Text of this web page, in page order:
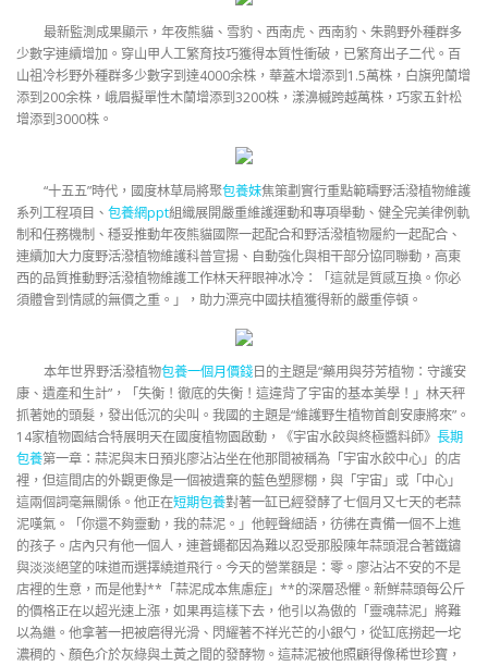
最新監測成果顯示，年夜熊貓、雪豹、西南虎、西南豹、朱鹮野外種群多
少數字連續增加。穿山甲人工繁育技巧獲得本質性衝破，已繁育出子二代。百
山祖冷杉野外種群多少數字到達4000余株，華蓋木增添到1.5萬株，白旗兜蘭增
添到200余株，峨眉擬單性木蘭增添到3200株，漾濞槭跨越萬株，巧家五針松
增添到3000株。
“十五五”時代，國度林草局將聚包養妹焦策劃實行重點範疇野活潑植物維護
系列工程項目、 包養網ppt組織展開嚴重維護運動和專項舉動、健全完美律例軌
制和任務機制、穩妥推動年夜熊貓國際一起配合和野活潑植物履約一起配合、
連續加大力度野活潑植物維護科普宣揚、自動強化與相干部分協同聯動，高東
西的品質推動野活潑植物維護工作林天秤眼神冰冷：「這就是質感互換。你必
須體會到情感的無價之重。」，助力漂亮中國扶植獲得新的嚴重停頓。
本年世界野活潑植物包養一個月價錢日的主題是“藥用與芬芳植物：守護安
康、遺產和生計”，「失衡！徹底的失衡！這違背了宇宙的基本美學！」林天秤
抓著她的頭髮，發出低沉的尖叫。我國的主題是“維護野生植物首創安康將來”。
14家植物園結合特展明天在國度植物園啟動，《宇宙水餃與終極醬料師》 長期
包養第一章：蒜泥與末日預兆廖沾沾坐在他那間被稱為「宇宙水餃中心」的店
裡，但這間店的外觀更像是一個被遺棄的藍色塑膠棚，與「宇宙」或「中心」
這兩個詞毫無關係。他正在短期包養對著一缸已經發酵了七個月又七天的老蒜
泥嘆氣。「你還不夠靈動，我的蒜泥。」他輕聲細語，彷彿在責備一個不上進
的孩子。店內只有他一個人，連蒼蠅都因為難以忍受那股陳年蒜頭混合著鐵鏽
與淡淡絕望的味道而選擇繞道飛行。今天的營業額是：零。廖沾沾不安的不是
店裡的生意，而是他對**「蒜泥成本焦慮症」**的深層恐懼。新鮮蒜頭每公斤
的價格正在以超光速上漲，如果再這樣下去，他引以為傲的「靈魂蒜泥」將難
以為繼。他拿著一把被磨得光滑、閃耀著不祥光芒的小銀勺，從缸底撈起一坨
濃稠的、顏色介於灰綠與土黃之間的發酵物。這蒜泥被他照顧得像稀世珍寶，